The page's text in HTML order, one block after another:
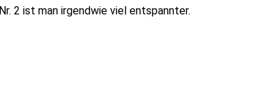
2 ist man irgendwie viel entspannter.